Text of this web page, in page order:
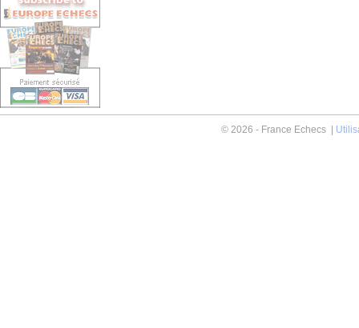
© 2026 - France Echecs |